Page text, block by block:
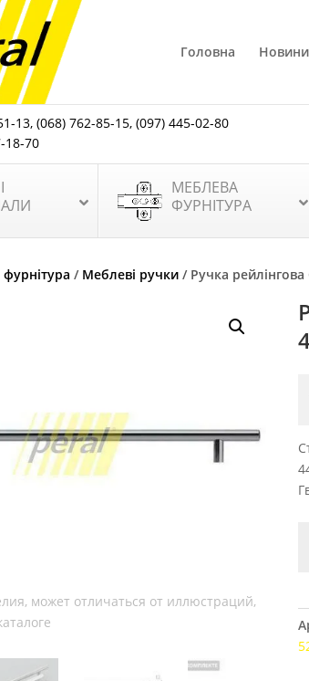
Головна Новини
13,(068) 762-85-15,(097) 445-02-80
18-70
МЕБЛЕВА
ФУРНІТУРА
/ Меблеві ручки / Ручка